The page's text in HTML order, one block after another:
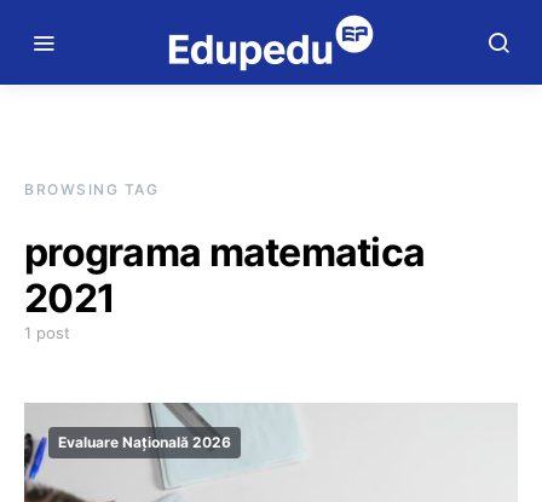
BROWSING TAG
programa matematica
2021
1 post
Evaluare Națională 2026